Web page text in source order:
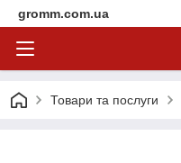
gromm.com.ua
Товари та послуги